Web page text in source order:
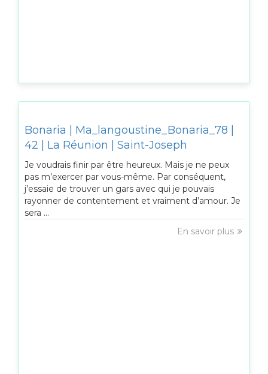
Bonaria | Ma_langoustine_Bonaria_78 |
42 | La Réunion | Saint-Joseph
Je voudrais finir par être heureux. Mais je ne peux
pas m’exercer par vous-même. Par conséquent,
j’essaie de trouver un gars avec qui je pouvais
rayonner de contentement et vraiment d’amour. Je
sera ...
En savoir plus